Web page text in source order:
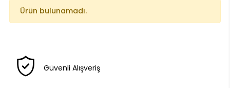
Ürün bulunamadı.
Güvenli Alışveriş